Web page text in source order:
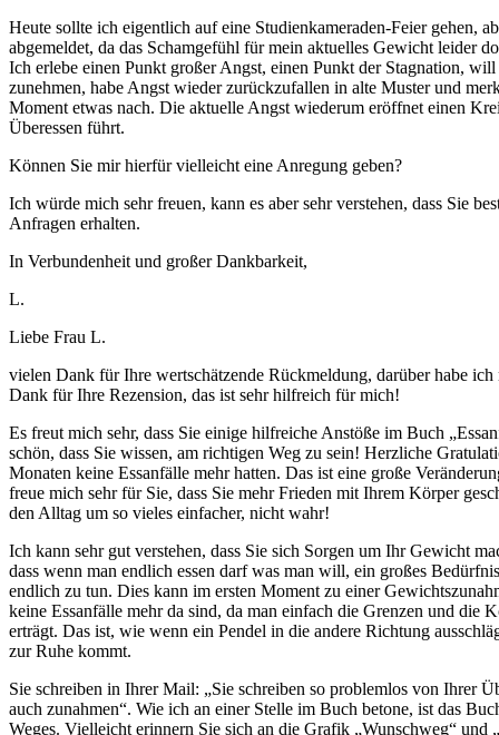
Heute sollte ich eigentlich auf eine Studienkameraden-Feier gehen,
abgemeldet, da das Schamgefühl für mein aktuelles Gewicht leider
Ich erlebe einen Punkt großer Angst, einen Punkt der Stagnation,
zunehmen, habe Angst wieder zurückzufallen in alte Muster und
Moment etwas nach. Die aktuelle Angst wiederum eröffnet einen
Überessen führt.
Können Sie mir hierfür vielleicht eine Anregung geben?
Ich würde mich sehr freuen, kann es aber sehr verstehen, dass Sie
Anfragen erhalten.
In Verbundenheit und großer Dankbarkeit,
L.
Liebe Frau L.
vielen Dank für Ihre wertschätzende Rückmeldung, darüber habe
Dank für Ihre Rezension, das ist sehr hilfreich für mich!
Es freut mich sehr, dass Sie einige hilfreiche Anstöße im Buch
schön, dass Sie wissen, am richtigen Weg zu sein! Herzliche
Monaten keine Essanfälle mehr hatten. Das ist eine große
freue mich sehr für Sie, dass Sie mehr Frieden mit Ihrem Körper
den Alltag um so vieles einfacher, nicht wahr!
Ich kann sehr gut verstehen, dass Sie sich Sorgen um Ihr Gewicht
dass wenn man endlich essen darf was man will, ein großes
endlich zu tun. Dies kann im ersten Moment zu einer
keine Essanfälle mehr da sind, da man einfach die Grenzen und die
erträgt. Das ist, wie wenn ein Pendel in die andere Richtung
zur Ruhe kommt.
Sie schreiben in Ihrer Mail: „Sie schreiben so problemlos von Ihrer
auch zunahmen“. Wie ich an einer Stelle im Buch betone, ist das
Weges. Vielleicht erinnern Sie sich an die Grafik „Wunschweg“ und